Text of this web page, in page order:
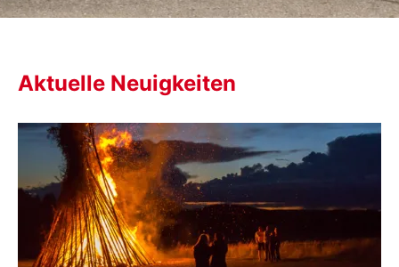
Aktuelle Neuigkeiten